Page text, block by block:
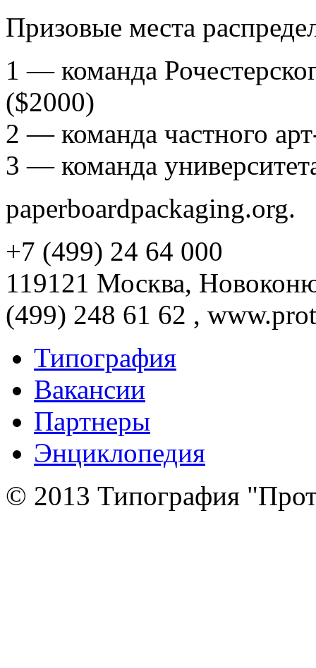
Призовые места
1 — команда
($2000)
2 — команда частного
3 — команда
paperboardpackaging.org.
+7 (499) 24 64 000
119121 Москва,
(499) 248 61 62 ,
Типография
Вакансии
Партнеры
Энциклопедия
© 2013 Типография